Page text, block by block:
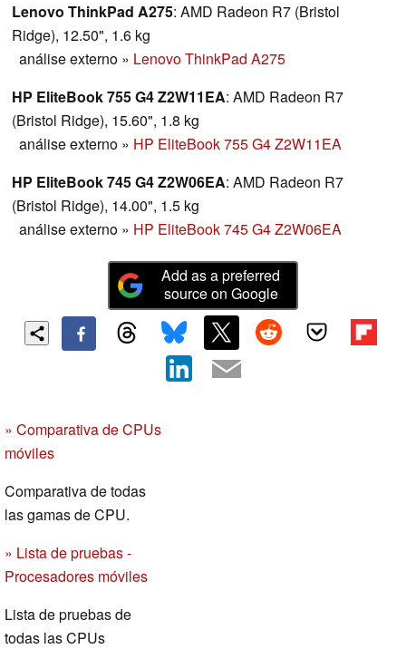
Lenovo ThinkPad A275: AMD Radeon R7 (Bristol
Ridge), 12.50", 1.6 kg
análise externo » Lenovo ThinkPad A275
HP EliteBook 755 G4 Z2W11EA: AMD Radeon R7
(Bristol Ridge), 15.60", 1.8 kg
análise externo » HP EliteBook 755 G4 Z2W11EA
HP EliteBook 745 G4 Z2W06EA: AMD Radeon R7
(Bristol Ridge), 14.00", 1.5 kg
análise externo » HP EliteBook 745 G4 Z2W06EA
Add as a preferred
source on Google
» Comparativa de CPUs
móviles
Comparativa de todas
las gamas de CPU.
» Lista de pruebas -
Procesadores móviles
Lista de pruebas de
todas las CPUs